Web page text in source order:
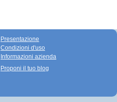
Presentazione
Condizioni d'uso
Informazioni azienda
Proponi il tuo blog